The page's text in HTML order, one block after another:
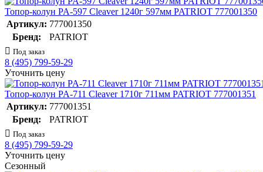
Топор-колун PA-597 Cleaver 1240г 597мм PATRIOT 777001350
Артикул: 777001350
Бренд:
PATRIOT
Под заказ
8 (495) 799-59-29
Уточнить цену
Топор-колун PA-711 Cleaver 1710г 711мм PATRIOT 777001351
Артикул: 777001351
Бренд:
PATRIOT
Под заказ
8 (495) 799-59-29
Уточнить цену
Сезонный